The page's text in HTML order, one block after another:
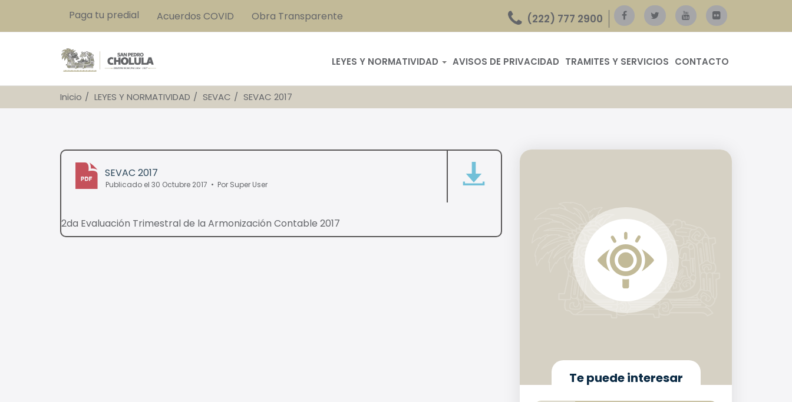
Paga tu predial Acuerdos COVID Obra Transparente (222) 777 2900
LEYES Y NORMATIVIDAD AVISOS DE PRIVACIDAD TRAMITES Y SERVICIOS CONTACTO
Inicio LEYES Y NORMATIVIDAD SEVAC SEVAC 2017
pdf
SEVAC 2017
Publicado el 30 Octubre 2017 Por Super User
2da Evaluación Trimestral de la Armonización Contable 2017
Te puede interesar